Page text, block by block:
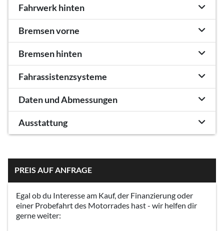
Fahrwerk hinten
Bremsen vorne
Bremsen hinten
Fahrassistenzsysteme
Daten und Abmessungen
Ausstattung
PREIS AUF ANFRAGE
Egal ob du Interesse am Kauf, der Finanzierung oder
einer Probefahrt des Motorrades hast - wir helfen dir
gerne weiter: